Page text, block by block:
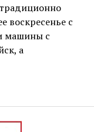
воскресенье с
машины с
а